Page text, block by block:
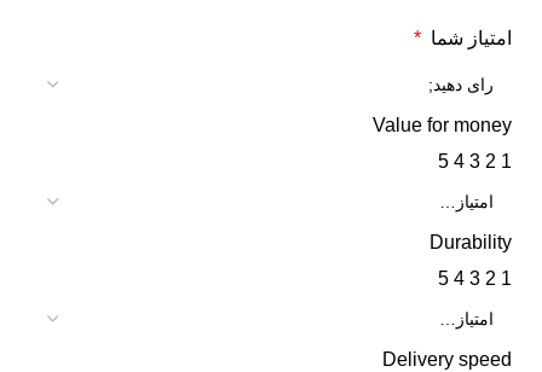
امتیاز شما *
Value for money
1
2
3
4
5
Durability
1
2
3
4
5
Delivery speed